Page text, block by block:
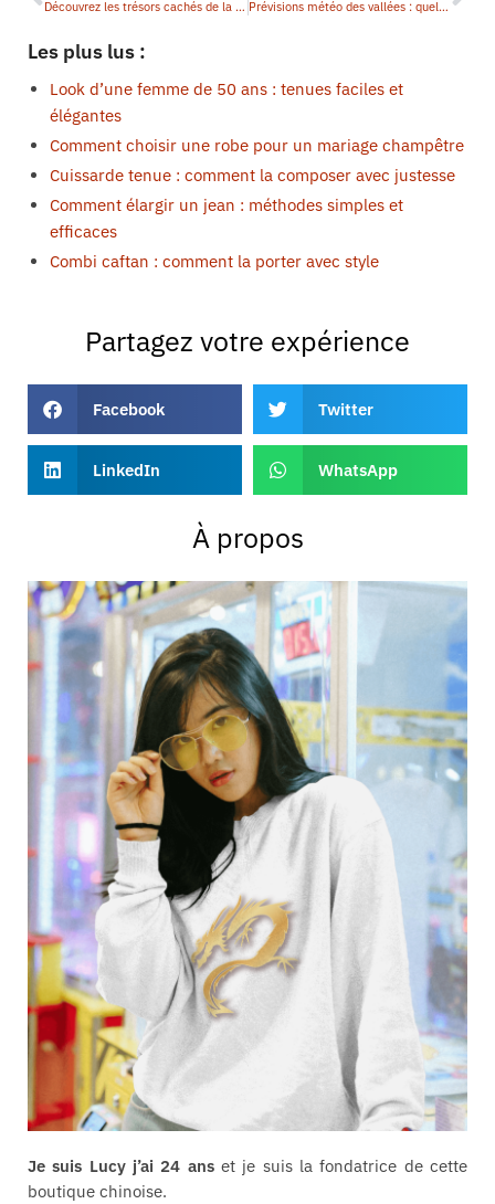
Découvrez les trésors cachés de la Chine en format miniature Prévisions météo des vallées : quelle sera la tendance ?
Les plus lus :
Look d’une femme de 50 ans : tenues faciles et
élégantes
Comment choisir une robe pour un mariage champêtre
Cuissarde tenue : comment la composer avec justesse
Comment élargir un jean : méthodes simples et
efficaces
Combi caftan : comment la porter avec style
Partagez votre expérience
Facebook Twitter
LinkedIn WhatsApp
À propos
Je suis Lucy j’ai 24 anset je suis la fondatrice de cette
boutique chinoise.